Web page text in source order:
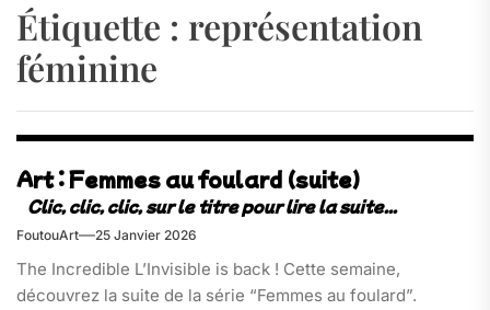
Étiquette : représentation
féminine
Art : Femmes au foulard (suite)
FoutouArt 25 Janvier 2026
The Incredible L’Invisible is back ! Cette semaine,
découvrez la suite de la série “Femmes au foulard”.